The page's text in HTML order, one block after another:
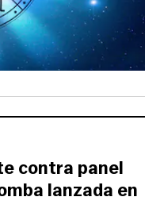
contra panel
lanzada en